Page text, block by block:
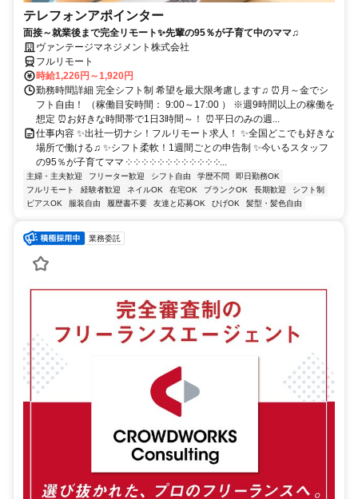
テレフォンアポインター
面接～就業後まで完全リモート✨先輩の95％が子育て中のママ♫
ヴァンテージマネジメント株式会社
フルリモート
時給1,226円～1,920円
勤務時間詳細 完全シフト制 希望を最大限考慮します♫ ⏰月～金でシ
フト自由！ （稼働目安時間： 9:00～17:00 ） ※週9時間以上の稼働を
想定 ⏰お好きな時間帯で1日3時間～！ ⏰平日のみの週...
仕事内容 ✨出社一切ナシ！フルリモート求人！ ✨全国どこでも好きな
場所で働ける♫ ✨シフト柔軟！1週間ごとの申告制 ✨今いるスタッフ
の95％が子育てママ ༶ ༶ ༶ ༶ ༶ ༶ ༶ ༶ ༶ ༶ ༶ ༶...
主婦・主夫歓迎 フリーター歓迎 シフト自由 学歴不問
即日勤務OK
フルリモート
経験者歓迎 ネイルOK 在宅OK ブランクOK 長期歓迎
シフト制
ピアスOK
服装自由 履歴書不要 友達と応募OK ひげOK 髪型・髪色自由
業務委託